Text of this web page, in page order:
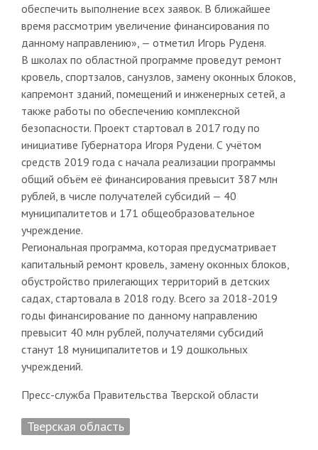
обеспечить выполнение всех заявок. В ближайшее
время рассмотрим увеличение финансирования по
данному направлению», — отметил Игорь Руденя.
В школах по областной программе проведут ремонт
кровель, спортзалов, санузлов, замену оконных блоков,
капремонт зданий, помещений и инженерных сетей, а
также работы по обеспечению комплексной
безопасности. Проект стартовал в 2017 году по
инициативе Губернатора Игоря Рудени. С учётом
средств 2019 года с начала реализации программы
общий объём её финансирования превысит 387 млн
рублей, в числе получателей субсидий — 40
муниципалитетов и 171 общеобразовательное
учреждение.
Региональная программа, которая предусматривает
капитальный ремонт кровель, замену оконных блоков,
обустройство прилегающих территорий в детских
садах, стартовала в 2018 году. Всего за 2018-2019
годы финансирование по данному направлению
превысит 40 млн рублей, получателями субсидий
станут 18 муниципалитетов и 19 дошкольных
учреждений.
Пресс-служба Правительства Тверской области
Тверская область